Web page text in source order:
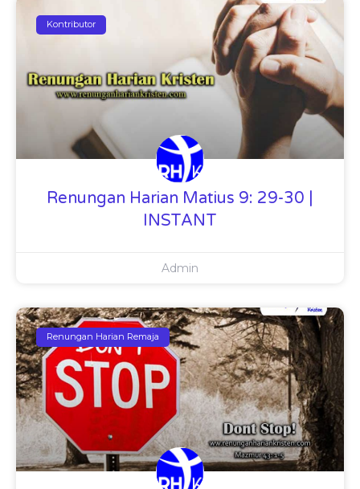
Kontributor
Renungan Harian Matius 9: 29-30 |
INSTANT
Admin
Renungan Harian Remaja